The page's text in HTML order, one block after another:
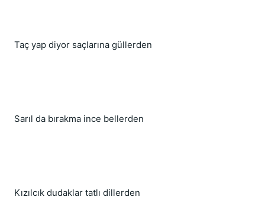
Taç yap diyor saçlarına güllerden
Sarıl da bırakma ince bellerden
Kızılcık dudaklar tatlı dillerden